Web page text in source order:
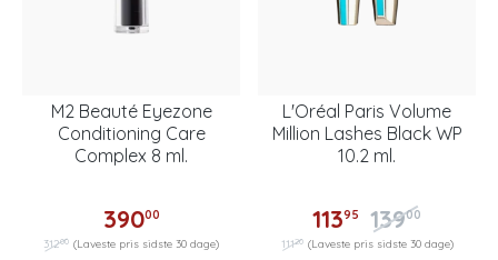
M2 Beauté Eyezone
Conditioning Care
Complex 8 ml.
39000
31200 (Laveste pris sidste 30 dage)
L'Oréal Paris Volume
Million Lashes Black WP
10.2 ml.
11395 13900
11120 (Laveste pris sidste 30 dage)